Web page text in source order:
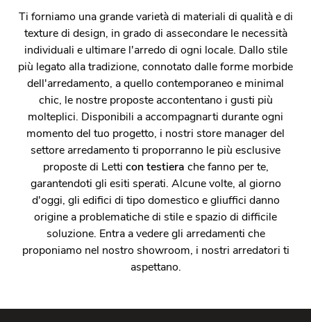
Ti forniamo una grande varietà di materiali di qualità e di
texture di design, in grado di assecondare le necessità
individuali e ultimare l'arredo di ogni locale. Dallo stile
più legato alla tradizione, connotato dalle forme morbide
dell'arredamento, a quello contemporaneo e minimal
chic, le nostre proposte accontentano i gusti più
molteplici. Disponibili a accompagnarti durante ogni
momento del tuo progetto, i nostri store manager del
settore arredamento ti proporranno le più esclusive
proposte di Letti con testiera che fanno per te,
garantendoti gli esiti sperati. Alcune volte, al giorno
d'oggi, gli edifici di tipo domestico e gliuffici danno
origine a problematiche di stile e spazio di difficile
soluzione. Entra a vedere gli arredamenti che
proponiamo nel nostro showroom, i nostri arredatori ti
aspettano.